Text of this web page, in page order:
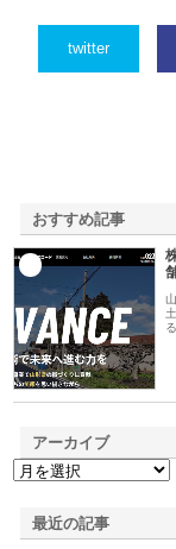
twitter
おすすめ記事
アーカイブ
最近の記事